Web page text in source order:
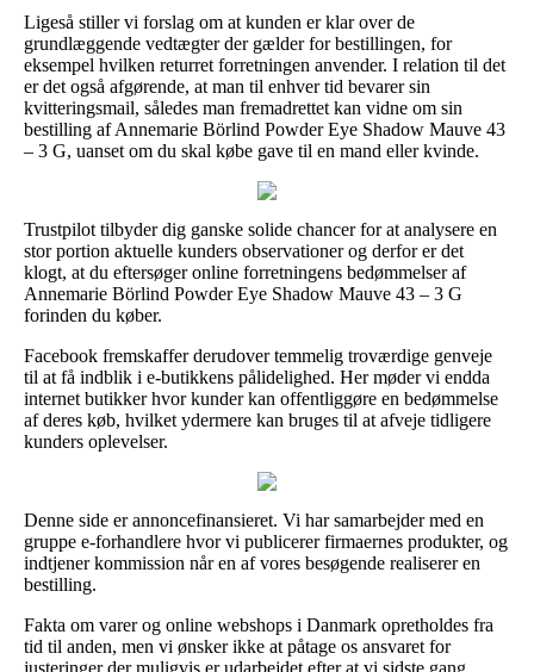
Ligeså stiller vi forslag om at kunden er klar over de
grundlæggende vedtægter der gælder for bestillingen, for
eksempel hvilken returret forretningen anvender. I relation til det
er det også afgørende, at man til enhver tid bevarer sin
kvitteringsmail, således man fremadrettet kan vidne om sin
bestilling af Annemarie Börlind Powder Eye Shadow Mauve 43
– 3 G, uanset om du skal købe gave til en mand eller kvinde.
Trustpilot tilbyder dig ganske solide chancer for at analysere en
stor portion aktuelle kunders observationer og derfor er det
klogt, at du eftersøger online forretningens bedømmelser af
Annemarie Börlind Powder Eye Shadow Mauve 43 – 3 G
forinden du køber.
Facebook fremskaffer derudover temmelig troværdige genveje
til at få indblik i e-butikkens pålidelighed. Her møder vi endda
internet butikker hvor kunder kan offentliggøre en bedømmelse
af deres køb, hvilket ydermere kan bruges til at afveje tidligere
kunders oplevelser.
Denne side er annoncefinansieret. Vi har samarbejder med en
gruppe e-forhandlere hvor vi publicerer firmaernes produkter, og
indtjener kommission når en af vores besøgende realiserer en
bestilling.
Fakta om varer og online webshops i Danmark opretholdes fra
tid til anden, men vi ønsker ikke at påtage os ansvaret for
justeringer der muligvis er udarbejdet efter at vi sidste gang